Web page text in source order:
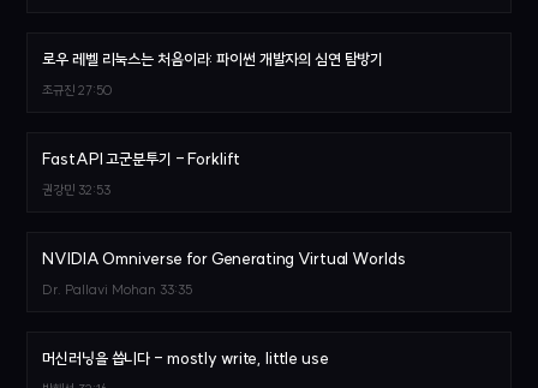
로우 레벨 리눅스는 처음이라: 파이썬 개발자의 심연 탐방기
조규진 27:50
FastAPI 고군분투기 - Forklift
권강민 32:53
NVIDIA Omniverse for Generating Virtual Worlds
Dr. Pallavi Mohan 33:35
머신러닝을 씁니다 - mostly write, little use